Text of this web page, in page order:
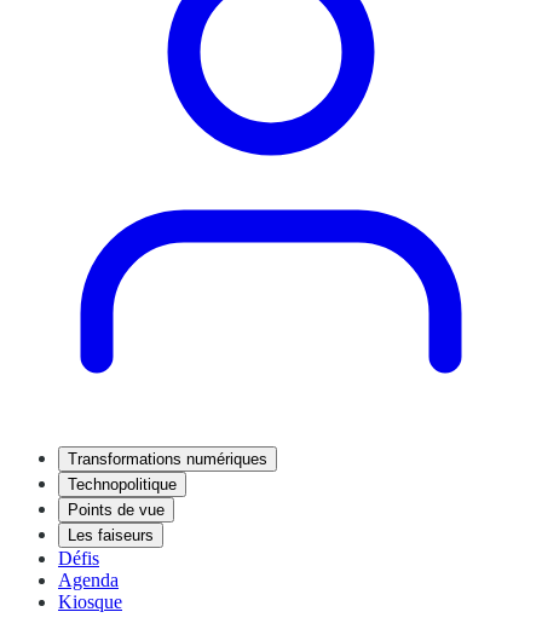
Transformations numériques
Technopolitique
Points de vue
Les faiseurs
Défis
Agenda
Kiosque